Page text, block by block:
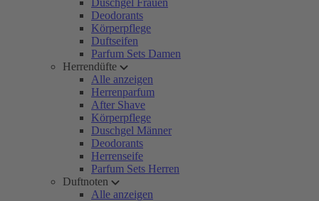
Duschgel Frauen
Deodorants
Körperpflege
Duftseifen
Parfum Sets Damen
Herrendüfte
Alle anzeigen
Herrenparfum
After Shave
Körperpflege
Duschgel Männer
Deodorants
Herrenseife
Parfum Sets Herren
Duftnoten
Alle anzeigen